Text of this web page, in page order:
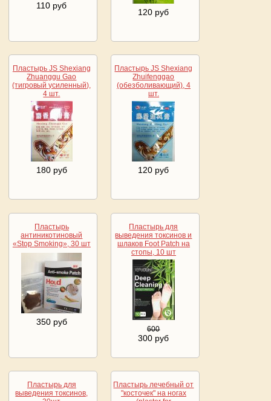
110 руб
120 руб
Пластырь JS Shexiang
Zhuanggu Gao
(тигровый усиленный),
4 шт.
180 руб
Пластырь JS Shexiang
Zhuifenggao
(обезболивающий), 4
шт.
120 руб
Пластырь
антиникотиновый
«Stop Smoking», 30 шт
350 руб
Пластырь для
выведения токсинов и
шлаков Foot Patch на
стопы, 10 шт
600
300 руб
Пластырь для
выведения токсинов,
Пластырь лечебный от
"косточек" на ногах